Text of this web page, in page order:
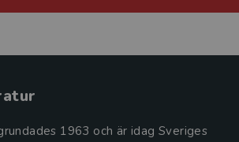
1963 och är idag Sveriges